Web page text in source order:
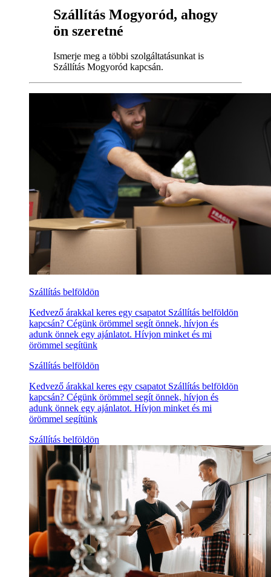
Szállítás Mogyoród, ahogy
ön szeretné
Ismerje meg a többi szolgáltatásunkat is
Szállítás Mogyoród kapcsán.
Szállítás belföldön
Kedvező árakkal keres egy csapatot Szállítás belföldön
kapcsán? Cégünk örömmel segít önnek, hívjon és
adunk önnek egy ajánlatot. Hívjon minket és mi
örömmel segítünk
Szállítás belföldön
Kedvező árakkal keres egy csapatot Szállítás belföldön
kapcsán? Cégünk örömmel segít önnek, hívjon és
adunk önnek egy ajánlatot. Hívjon minket és mi
örömmel segítünk
Szállítás belföldön